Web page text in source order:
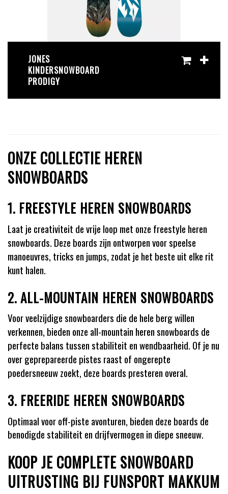
JONES
KINDERSNOWBOARD
PRODIGY
ONZE COLLECTIE HEREN
SNOWBOARDS
1. FREESTYLE HEREN SNOWBOARDS
Laat je creativiteit de vrije loop met onze freestyle heren
snowboards. Deze boards zijn ontworpen voor speelse
manoeuvres, tricks en jumps, zodat je het beste uit elke rit
kunt halen.
2. ALL-MOUNTAIN HEREN SNOWBOARDS
Voor veelzijdige snowboarders die de hele berg willen
verkennen, bieden onze all-mountain heren snowboards de
perfecte balans tussen stabiliteit en wendbaarheid. Of je nu
over geprepareerde pistes raast of ongerepte
poedersneeuw zoekt, deze boards presteren overal.
3. FREERIDE HEREN SNOWBOARDS
Optimaal voor off-piste avonturen, bieden deze boards de
benodigde stabiliteit en drijfvermogen in diepe sneeuw.
KOOP JE COMPLETE SNOWBOARD
UITRUSTING BIJ FUNSPORT MAKKUM